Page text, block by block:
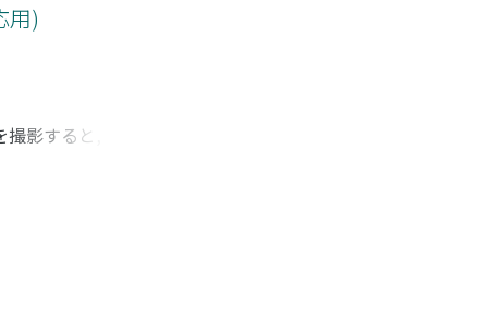
用)
影すると, 噴出
核外縁の流体
核の歳差運動の
ーの運動方程式
研究の過程で,
ることが、困難
値問題を取り扱